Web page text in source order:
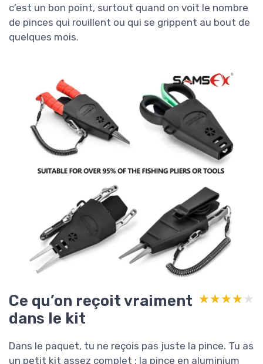
c’est un bon point, surtout quand on voit le nombre
de pinces qui rouillent ou qui se grippent au bout de
quelques mois.
Ce qu’on reçoit vraiment
dans le kit
★★★★★
★★★★★
Dans le paquet, tu ne reçois pas juste la pince. Tu as
un petit kit assez complet : la pince en aluminium